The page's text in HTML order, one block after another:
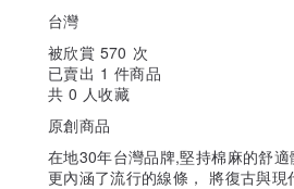
免陽光照射。
溫墊布燙。
台灣
被欣賞 570 次
已賣出 1 件商品
共 0 人收藏
原創商品
在地30年台灣品牌,堅持棉麻的舒
更內涵了流行的線條， 將復古與